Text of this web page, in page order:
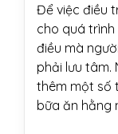
Để việc điều
cho quá trình
điều mà
phải lưu tâm.
thêm một số
bữa ăn hằng